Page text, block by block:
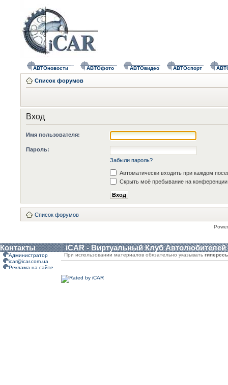
АВТОновости АВТОфото АВТОвидео АВТОспорт
Список форумов
Вход
Имя пользователя:
Пароль:
Забыли пароль?
Автоматически входить при каждом
Скрыть моё пребывание на конференции
Список форумов
Контакты iCAR - Виртуальный Клуб Автолюбителей
Администратор
icar@icar.com.ua
Реклама на сайте
При использовании материалов обязательно указывать